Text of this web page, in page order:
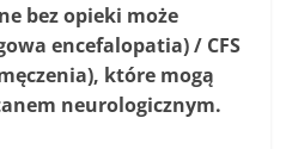
bez opieki może
encefalopatia) / CFS
które mogą
neurologicznym.